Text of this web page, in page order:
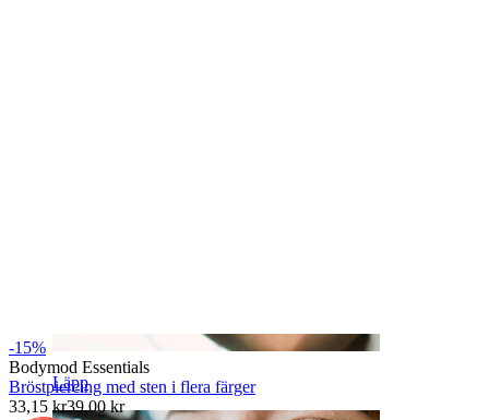
Läpp
-15%
Bodymod Essentials
Bröstpiercing med sten i flera färger
33,15 kr39,00 kr